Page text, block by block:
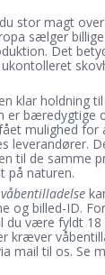
stor magt
sælger
Det
klar holdning
er bæredygtige
mulighed
leverandører.
til de samme
på naturen.
våbentilladelse
og billed-ID.
du være fyldt
kræver
mail til os. Se